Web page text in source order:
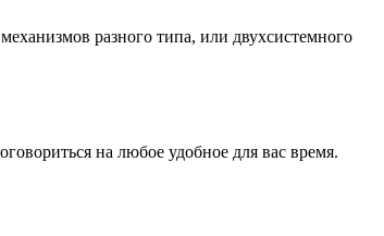
разного типа, или двухсистемного
на любое удобное для вас время.